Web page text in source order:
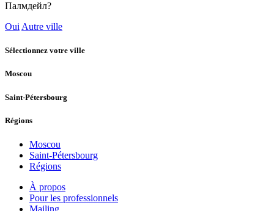
Палмдейл?
Oui Autre ville
Sélectionnez votre ville
Moscou
Saint-Pétersbourg
Régions
Moscou
Saint-Pétersbourg
Régions
À propos
Pour les professionnels
Mailing